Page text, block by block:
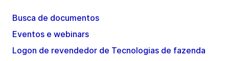
Busca de documentos
Eventos e webinars
Logon de revendedor de Tecnologias de fazenda